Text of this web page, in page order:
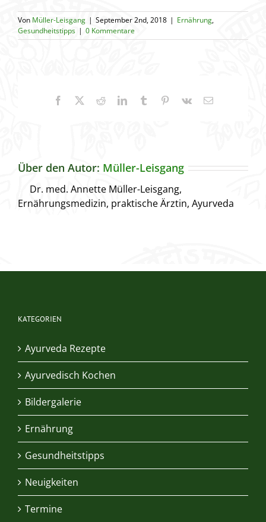
Von Müller-Leisgang | September 2nd, 2018 | Ernährung,
Gesundheitstipps | 0 Kommentare
Facebook
X RedditLinkedInTumblr Pinterest
Vk
E-
Über den Autor: Müller-Leisgang
Dr. med. Annette Müller-Leisgang,
Ernährungsmedizin, praktische Ärztin, Ayurveda
KATEGORIEN
Ayurveda Rezepte
Ayurvedisch Kochen
Bildergalerie
Ernährung
Gesundheitstipps
Neuigkeiten
Termine